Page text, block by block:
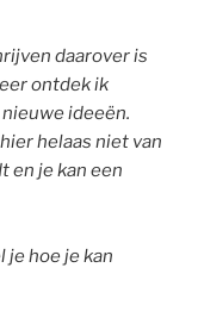
daarover is
ontdek ik
ideeën.
helaas niet van
en je kan een
je hoe je kan